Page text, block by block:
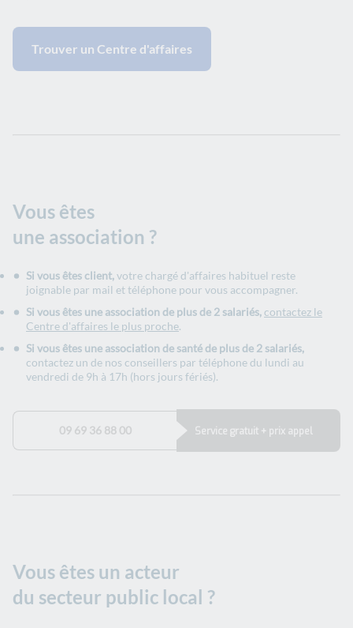
Trouver un Centre d'affaires
Vous êtes
une association ?
Si vous êtes client,votre chargé d'affaires habituel reste
joignable par mail et téléphone pour vous accompagner.
Si vous êtes une association de plus de 2 salariés, contactez le
Centre d'affaires le plus proche.
Si vous êtes une association de santé de plus de 2 salariés,
contactez un de nos conseillers par téléphone du lundi au
vendredi de 9h à 17h (hors jours fériés).
09 69 36 88 00 Service gratuit + prix appel
Vous êtes un acteur
du secteur public local ?